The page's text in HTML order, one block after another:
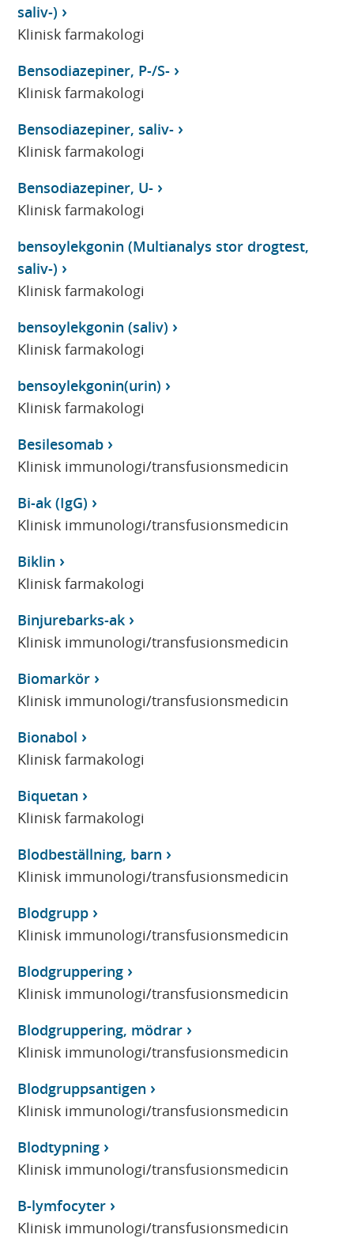
saliv-)
Klinisk farmakologi
Bensodiazepiner, P-/S-
Klinisk farmakologi
Bensodiazepiner, saliv-
Klinisk farmakologi
Bensodiazepiner, U-
Klinisk farmakologi
bensoylekgonin (Multianalys stor drogtest,
saliv-)
Klinisk farmakologi
bensoylekgonin (saliv)
Klinisk farmakologi
bensoylekgonin(urin)
Klinisk farmakologi
Besilesomab
Klinisk immunologi/transfusionsmedicin
Bi-ak (IgG)
Klinisk immunologi/transfusionsmedicin
Biklin
Klinisk farmakologi
Binjurebarks-ak
Klinisk immunologi/transfusionsmedicin
Biomarkör
Klinisk immunologi/transfusionsmedicin
Bionabol
Klinisk farmakologi
Biquetan
Klinisk farmakologi
Blodbeställning, barn
Klinisk immunologi/transfusionsmedicin
Blodgrupp
Klinisk immunologi/transfusionsmedicin
Blodgruppering
Klinisk immunologi/transfusionsmedicin
Blodgruppering, mödrar
Klinisk immunologi/transfusionsmedicin
Blodgruppsantigen
Klinisk immunologi/transfusionsmedicin
Blodtypning
Klinisk immunologi/transfusionsmedicin
B-lymfocyter
Klinisk immunologi/transfusionsmedicin